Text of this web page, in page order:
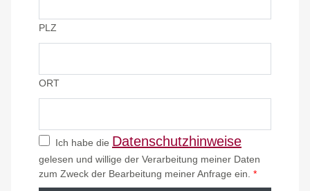
PLZ
ORT
Ich habe die Datenschutzhinweise
gelesen und willige der Verarbeitung meiner Daten
zum Zweck der Bearbeitung meiner Anfrage ein. *